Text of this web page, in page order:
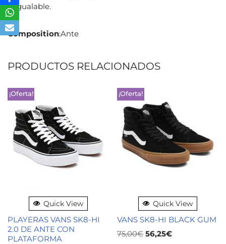
inigualable.
Composition:Ante
PRODUCTOS RELACIONADOS
¡Oferta!
Quick View
PLAYERAS VANS SK8-HI
2.0 DE ANTE CON
PLATAFORMA
¡Oferta!
Quick View
VANS SK8-HI BLACK GUM
75,00€ 56,25€